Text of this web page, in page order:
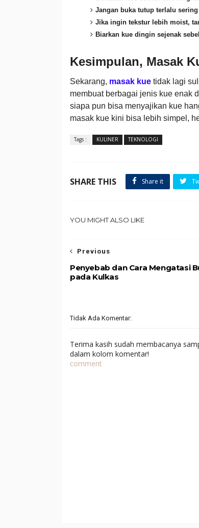
Jangan buka tutup terlalu
Jika ingin tekstur lebih moist,
Biarkan kue dingin sejenak
Kesimpulan, Masak
Sekarang, masak kuetidak lagi
membuat berbagai jenis kue enak
siapa pun bisa menyajikan kue
masak kue kini bisa lebih simpel,
Tags : KULINER TEKNOLOGI
SHARE THIS Share it
YOU MIGHT ALSO LIKE
Previous
Penyebab dan Cara Mengatasi
pada Kulkas
Tidak Ada Komentar:
Terima kasih sudah membacanya
dalam kolom komentar!
comment